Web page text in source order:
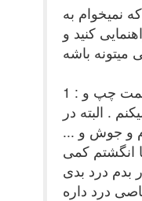
نمیخوام به
کنید و
1 : چند روزه در ناحیه زیر بغل سمت چپ و
. البته در
و جوش و ...
انگشتم کمی
بدم درد بدی